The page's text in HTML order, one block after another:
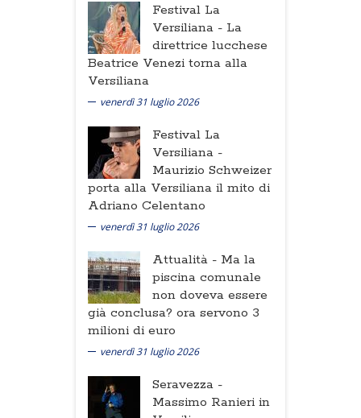
Festival La
Versiliana - La
direttrice lucchese
Beatrice Venezi torna alla
Versiliana
venerdì 31 luglio 2026
Festival La
Versiliana -
Maurizio Schweizer
porta alla Versiliana il mito di
Adriano Celentano
venerdì 31 luglio 2026
Attualità - Ma la
piscina comunale
non doveva essere
già conclusa? ora servono 3
milioni di euro
venerdì 31 luglio 2026
Seravezza -
Massimo Ranieri in